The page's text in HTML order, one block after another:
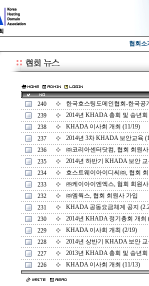
협회소
240
한국호스팅도메인협회-한국공
239
2014년 KHADA 총회 및 송년회
238
KHADA 이사회 개최 (11/19)
237
2014년 3차 KHADA 보안교육
236
㈜코리아센터닷컴, 협회 회원
235
2014년 하반기 KHADA 보안 교
234
호스트웨이아이디씨㈜, 협회
233
㈜케이아이엔엑스, 협회 회원
232
㈜엠웍스, 협회 회원사 가입
231
KHADA 공동요금체계 공지
230
2014년 KHADA 정기총회 개최
229
KHADA 이사회 개최 (2/19)
228
2014년 상반기 KHADA 보안 교
227
2013년 KHADA 총회 및 송년회
226
KHADA 이사회 개최 (11/13)